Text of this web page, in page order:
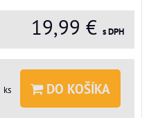
19,99 € s DPH
ks DO KOŠÍKA